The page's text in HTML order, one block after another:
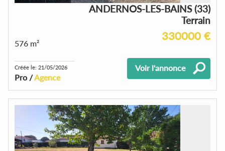
ANDERNOS-LES-BAINS (33)
Terrain
330000 €
576 m²
Créée le: 21/05/2026
Pro /Agence
Voir l'annonce